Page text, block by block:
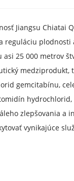
Jiangsu
25 000 metrov
gemcitabínu,
zlepšovania
vynikajúce